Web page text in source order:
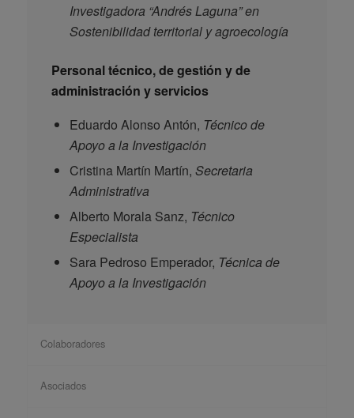
Investigadora “Andrés Laguna” en
Sostenibilidad territorial y agroecología
Personaltécnico, de gestión y de
administración y servicios
Eduardo Alonso Antón, Técnico de
Apoyo a la Investigación
Cristina Martín Martín, Secretaria
Administrativa
Alberto Morala Sanz, Técnico
Especialista
Sara Pedroso Emperador, Técnica de
Apoyo a la Investigación
Colaboradores
Asociados